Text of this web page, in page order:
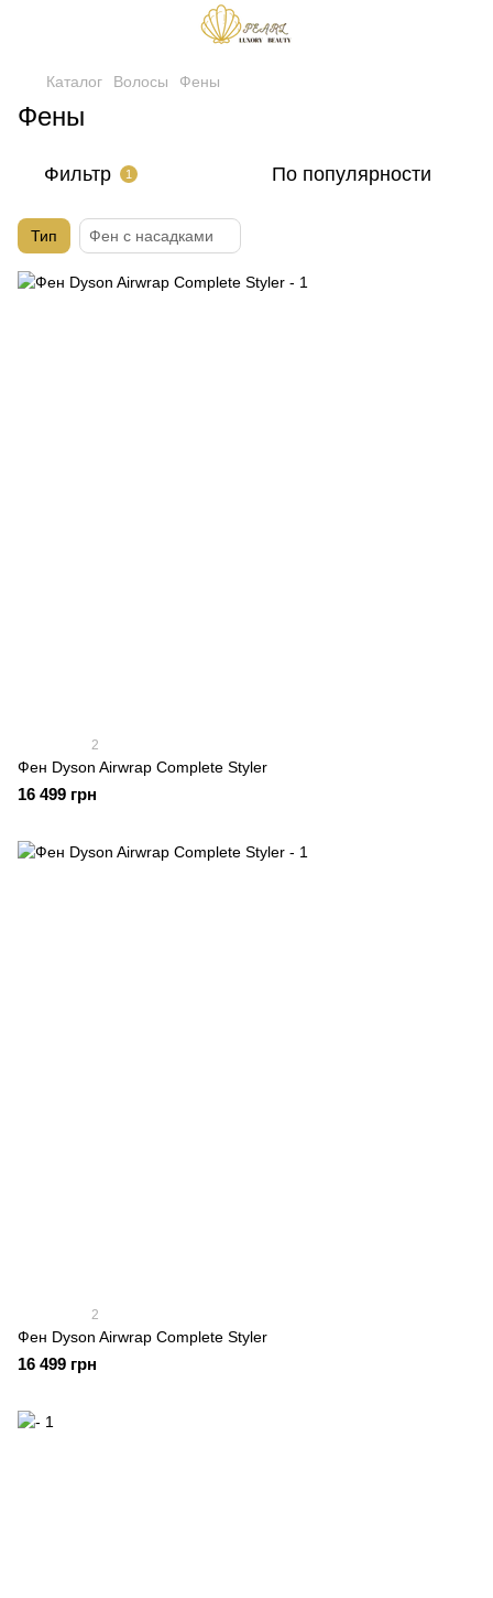
Каталог Волосы Фены
Фены
Фильтр 1 По популярности
Тип Фен с насадками
2
Фен Dyson Airwrap Complete Styler
16 499 грн
2
Фен Dyson Airwrap Complete Styler
16 499 грн